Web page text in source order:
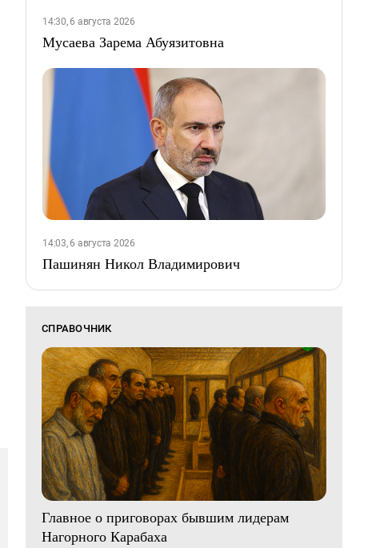
14:30, 6 августа 2026
Мусаева Зарема Абуязитовна
14:03, 6 августа 2026
Пашинян Никол Владимирович
СПРАВОЧНИК
Главное о приговорах бывшим лидерам
Нагорного Карабаха